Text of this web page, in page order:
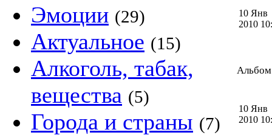
Эмоции (29)
Актуальное (15)
Алкоголь, табак,
вещества (5)
Города и страны (7)
10 Янв
2010
Альбом
10 Янв
2010